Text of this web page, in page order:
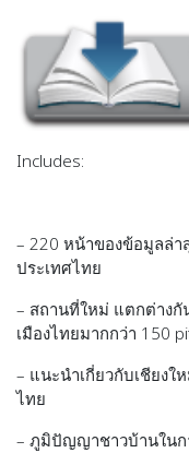
Includes:
– 220 หน้าของข้อมูลล่า
ประเทศไทย
– สถานที่ใหม่ แตกต่าง
เมืองไทยมากกว่า 150
– แนะนำเกี่ยวกับเชียง
ไทย
– ภูมิปัญญาชาวบ้านในก